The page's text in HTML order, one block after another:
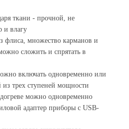
ткани - прочной, не
и влагу
флиса, множество карманов и
сложить и спрятать в
включать одновременно или
трех ступеней мощности
можно одновременно
адаптер приборы с USB-